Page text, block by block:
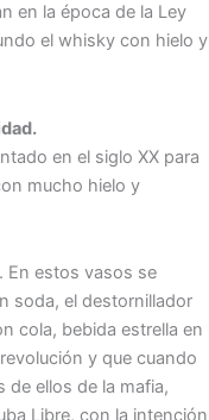
en la época de la Ley
el whisky con hielo y
en el siglo XX para
mucho hielo y
En estos vasos se
soda, el destornillador
cola, bebida estrella en
y que cuando
ellos de la mafia,